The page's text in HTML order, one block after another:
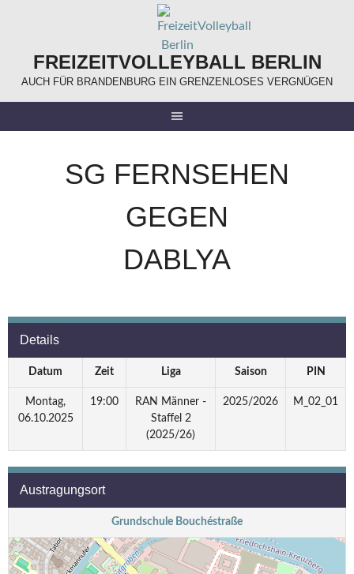
FREIZEITVOLLEYBALL BERLIN
AUCH FÜR BRANDENBURG EIN GRENZENLOSES VERGNÜGEN
SG FERNSEHEN
GEGEN
DABLYA
Details
Datum Zeit Liga Saison PIN
Montag,
06.10.2025
19:00
RAN Männer -
Staffel 2
(2025/26)
2025/2026 M_02_01
Austragungsort
Grundschule Bouchéstraße